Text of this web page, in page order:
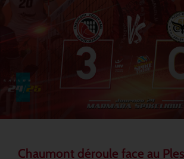
Chaumont déroule face au